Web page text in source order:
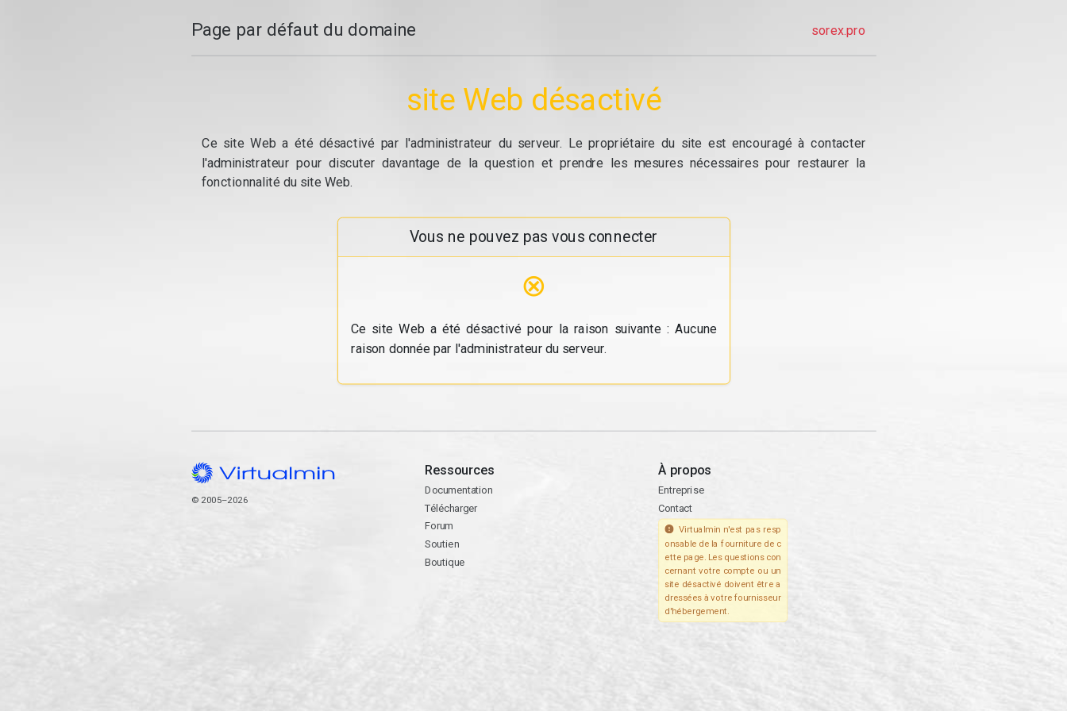
Page par défaut du domaine sorex.pro
site Web désactivé
Ce site Web a été désactivé par l'administrateur du serveur. Le propriétaire du site est encouragé à contacter
l'administrateur pour discuter davantage de la question et prendre les mesures nécessaires pour restaurer la
fonctionnalité du site Web.
Vous ne pouvez pas vous connecter
⊗
Ce site Web a été désactivé pour la raison suivante : Aucune
raison donnée par l'administrateur du serveur.
© 2005–2026
Ressources
Documentation
Télécharger
Forum
Soutien
Boutique
À propos
Entreprise
Contact
Virtualmin n'est pas resp
onsable de la fourniture de c
ette page. Les questions con
cernant votre compte ou un
site désactivé doivent être a
dressées à votre fournisseur
d'hébergement.